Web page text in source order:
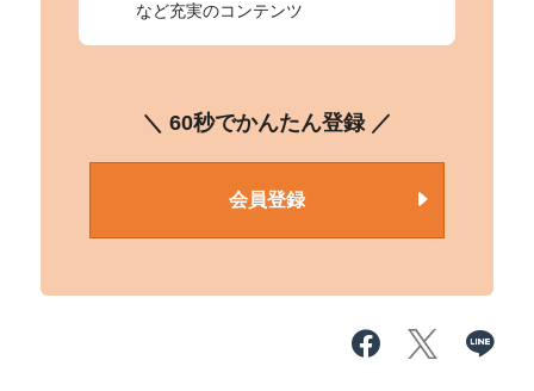
など充実のコンテンツ
＼ 60秒でかんたん登録 ／
会員登録